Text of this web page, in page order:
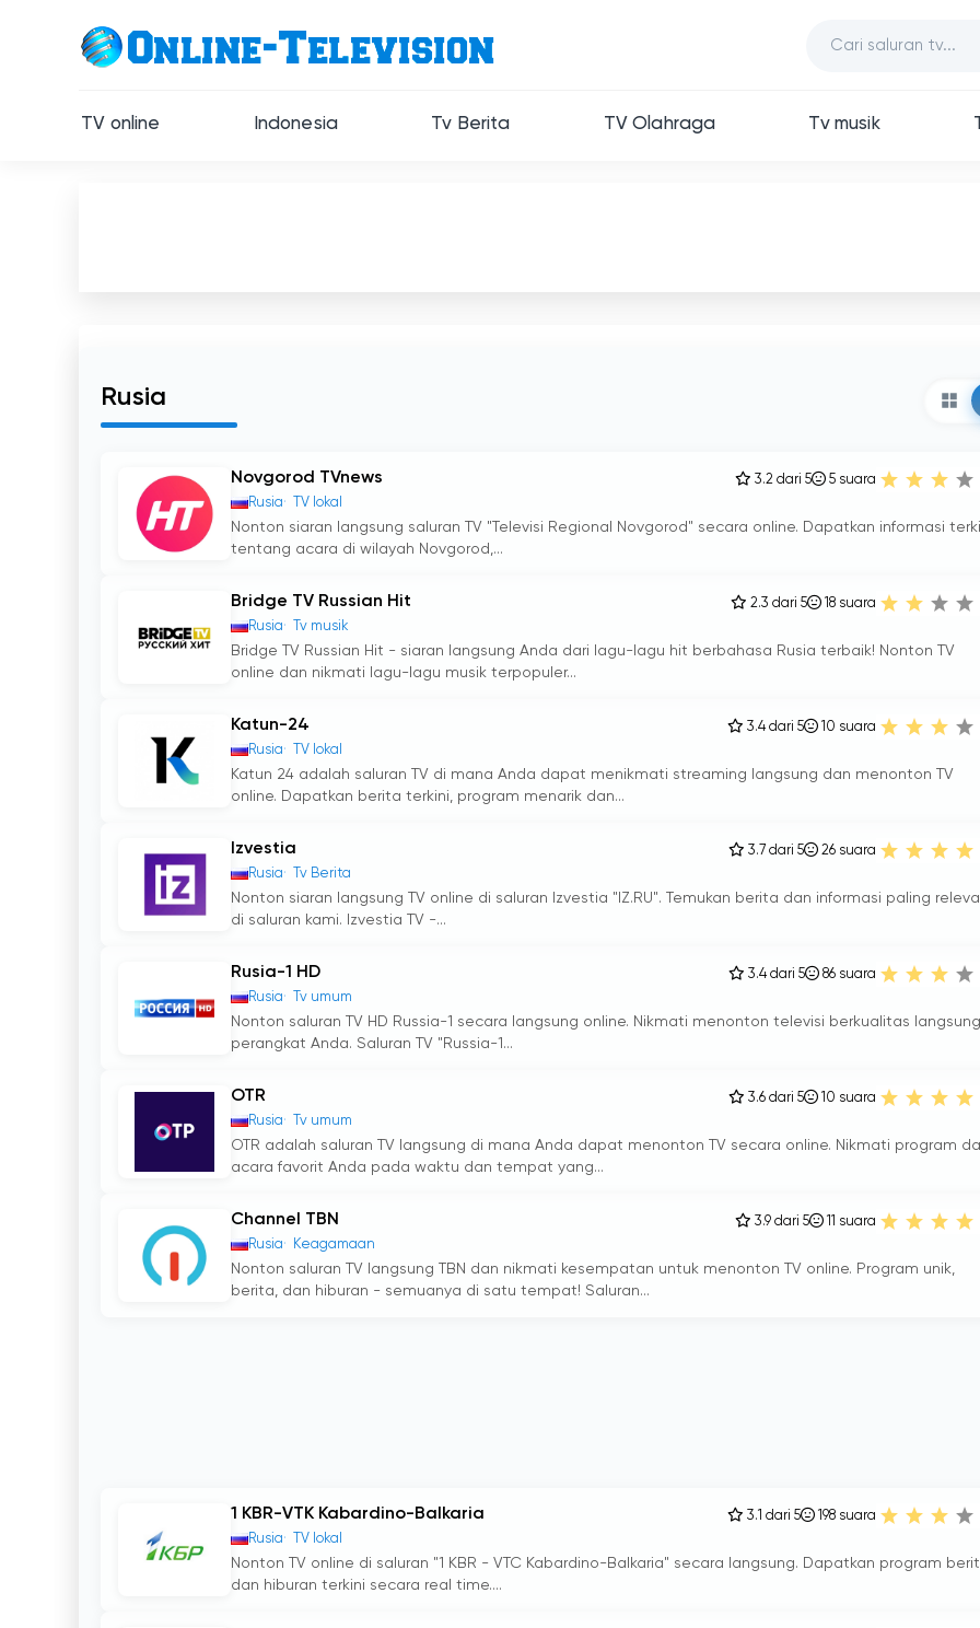
TV online Indonesia Tv Berita TV Olahraga Tv musik
Rusia
Novgorod TVnews
Rusia TV lokal
3.2 dari 5 5 suara
Nonton siaran langsung saluran TV "Televisi Regional Novgorod" secara online. Dapatkan informasi
tentang acara di wilayah Novgorod,...
Bridge TV Russian Hit
Rusia Tv musik
2.3 dari 5 18 suara
Bridge TV Russian Hit - siaran langsung Anda dari lagu-lagu hit berbahasa Rusia terbaik! Nonton TV
online dan nikmati lagu-lagu musik terpopuler...
Katun-24
Rusia TV lokal
3.4 dari 5 10 suara
Katun 24 adalah saluran TV di mana Anda dapat menikmati streaming langsung dan menonton TV
online. Dapatkan berita terkini, program menarik dan...
Izvestia
Rusia Tv Berita
3.7 dari 5 26 suara
Nonton siaran langsung TV online di saluran Izvestia "IZ.RU". Temukan berita dan informasi paling
di saluran kami. Izvestia TV -...
Rusia-1 HD
Rusia Tv umum
3.4 dari 5 86 suara
Nonton saluran TV HD Russia-1 secara langsung online. Nikmati menonton televisi berkualitas
perangkat Anda. Saluran TV "Russia-1...
OTR
Rusia Tv umum
3.6 dari 5 10 suara
OTR adalah saluran TV langsung di mana Anda dapat menonton TV secara online. Nikmati program
acara favorit Anda pada waktu dan tempat yang...
Channel TBN
Rusia Keagamaan
3.9 dari 5 11 suara
Nonton saluran TV langsung TBN dan nikmati kesempatan untuk menonton TV online. Program unik,
berita, dan hiburan - semuanya di satu tempat! Saluran...
1 KBR-VTK Kabardino-Balkaria
Rusia TV lokal
3.1 dari 5 198 suara
Nonton TV online di saluran "1 KBR - VTC Kabardino-Balkaria" secara langsung. Dapatkan program
dan hiburan terkini secara real time....